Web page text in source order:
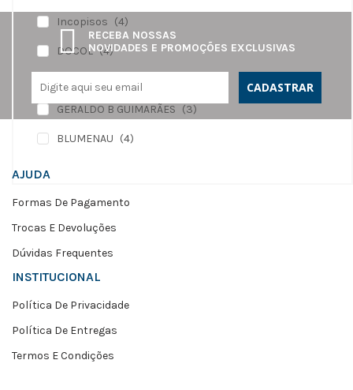
Incopisos (4)
DOCOL (4)
DAMME PORCELANATO
GERALDO B GUIMARÃES (3)
BLUMENAU (4)
RECEBA NOSSAS
NOVIDADES E PROMOÇÕES EXCLUSIVAS
CADASTRAR
AJUDA
Formas De Pagamento
Trocas E Devoluções
Dúvidas Frequentes
INSTITUCIONAL
Política De Privacidade
Política De Entregas
Termos E Condições